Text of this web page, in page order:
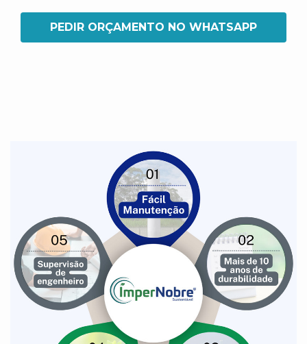
PEDIR ORÇAMENTO NO WHATSAPP